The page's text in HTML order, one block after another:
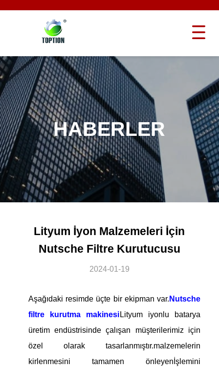
HABERLER
Lityum İyon Malzemeleri İçin
Nutsche Filtre Kurutucusu
2024-01-19
Aşağıdaki resimde üçte bir ekipman var. Nutsche
filtre kurutma makinesi Lityum iyonlu batarya
üretim endüstrisinde çalışan müşterilerimiz için
özel olarak tasarlanmıştır.malzemelerin
kirlenmesini tamamen önleyenİşlemini